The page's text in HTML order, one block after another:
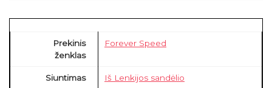
Prekinis
ženklas
Forever Speed
Siuntimas Iš Lenkijos sandėlio